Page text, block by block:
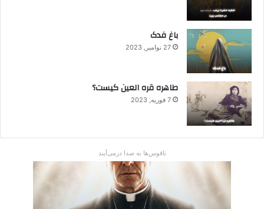
باغ فدک
27 نوامبر, 2023
طاهره قره العین کیست؟
7 فوریه, 2023
ناقوس‌ها به صدا در‌می‌آیند